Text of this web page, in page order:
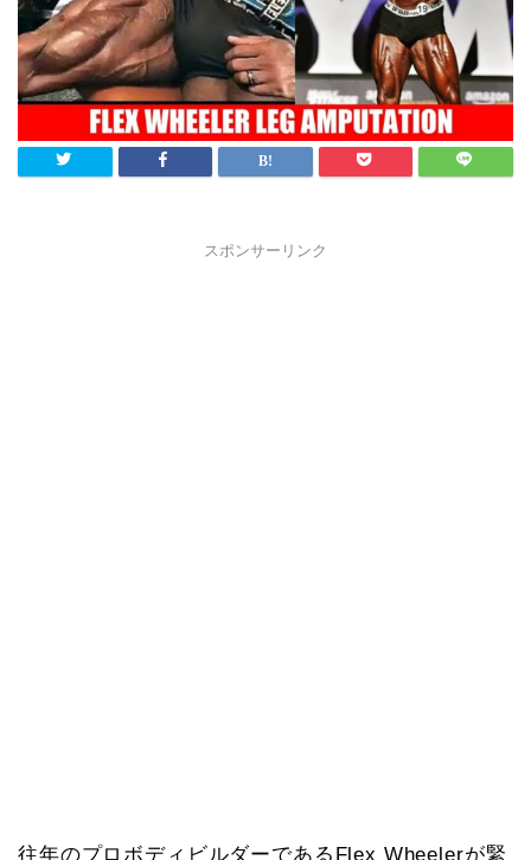
スポンサーリンク
往年のプロボディビルダーであるFlex Wheelerが緊